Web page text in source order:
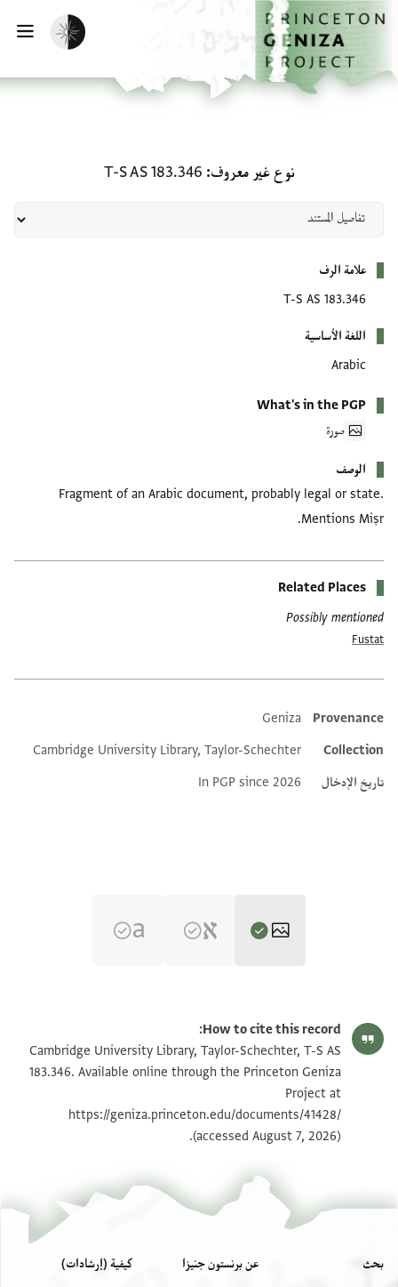
إلى المحتوى الرئيسي
الرئيسية
تفعيل الوضع المظلم
نوع غير معروف T-S AS 183.346
علامة الرف
T-S AS 183.346
اللغة الأساسية
Arabic
What's in the PGP
صورة
الوصف
Fragment of an Arabic document, probably legal or state.
Mentions Miṣr.
Related Places
Possibly mentioned
Fustat
Additional metadata
Provenance
Geniza
Collection
Cambridge University Library, Taylor-Schechter
تاريخ الإدخال
In PGP since 2026
T-S AS 183.346 1v تكبير و تدوير
بيان أذونات الصورة
How to cite this record:
Cambridge University Library, Taylor-Schechter, T-S AS
183.346. Available online through the Princeton Geniza
Project at
https://geniza.princeton.edu/documents/41428/
(accessed August 7, 2026).
بحث عن برنستون جنيزا كيفية (إرشادات)